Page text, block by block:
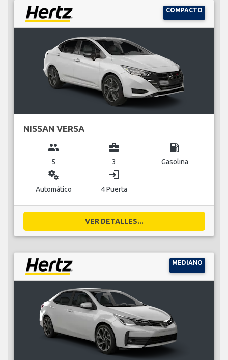
COMPACTO
NISSAN VERSA
group
5
business_center
3
local_gas_station
Gasolina
miscellaneous_services
Automático
login
4 Puerta
VER DETALLES...
MEDIANO